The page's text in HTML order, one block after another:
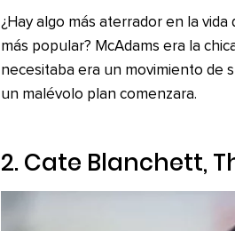
¿Hay algo más aterrador en la
más popular? McAdams era la
necesitaba era un movimiento de
un malévolo plan comenzara.
2. Cate Blanchett,